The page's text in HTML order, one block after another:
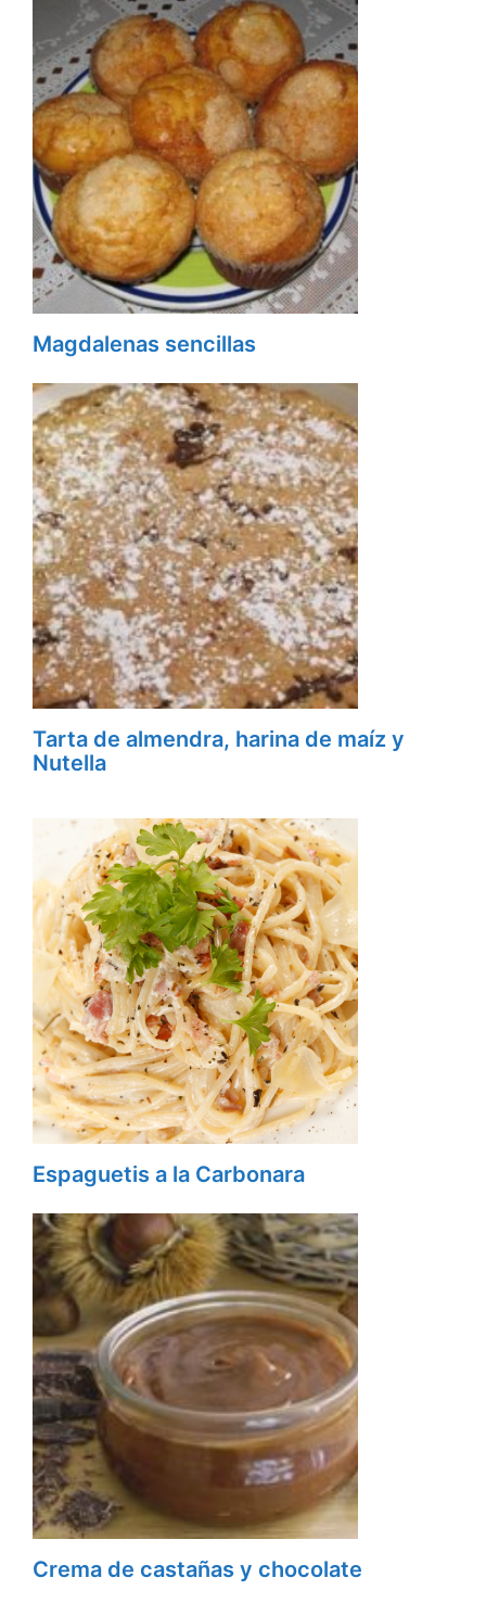
Magdalenas sencillas
Tarta de almendra, harina de maíz y
Nutella
Espaguetis a la Carbonara
Crema de castañas y chocolate